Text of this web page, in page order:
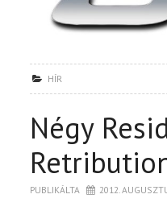
HÍR
Négy
PUBLIKÁLTA 2012.